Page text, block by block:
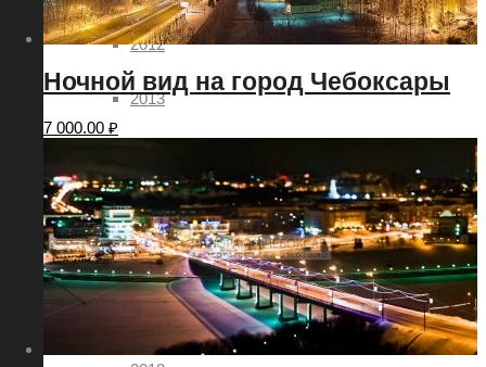
2012
2013
2015
2016
Ночной вид на город Чебоксары
7 000.00 ₽